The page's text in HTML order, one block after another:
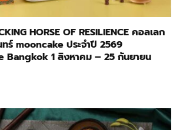
HORSE OF RESILIENCE คอลเลก
ร์ mooncake ประจำปี 2569
Bangkok 1 สิงหาคม – 25 กันยายน